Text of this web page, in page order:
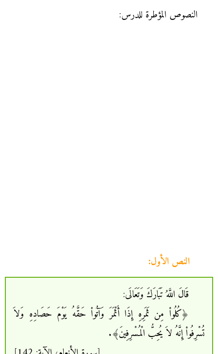
النصوص المؤطرة للدرس:
النص الأول:
قَالَ اللَّهُ تَبَارَكَ وَتَعَالَى:
﴿كُلُواْ مِن ثَمَرِهِ إِذَا أَثْمَرَ وَآتُواْ حَقَّهُ يَوْمَ حَصَادِهِ وَلاَ
تُسْرِفُواْ إِنَّهُ لاَ يُحِبُّ الْمُسْرِفِينَ﴾.